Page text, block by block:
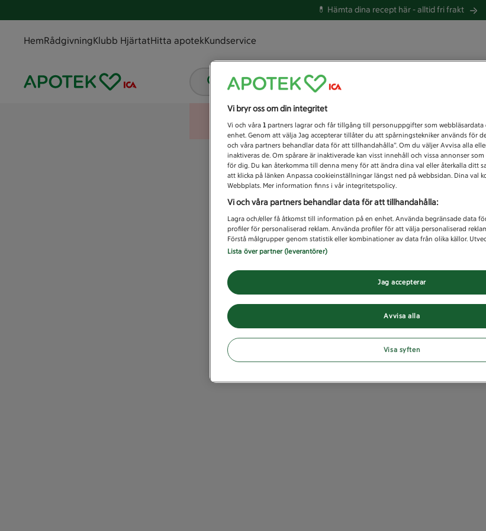
💊 Hämta dina recept här -alltid fri frakt
HemRådgivningKlubb HjärtatHitta apotekKundservice
Vad letar du efter idag?
Vi bryr oss om din integritet
Vi och våra 1 partners lagrar och får tillgång till personuppgifter som webbläsardata
enhet. Genom att välja Jag accepterar tillåter du att spårningstekniker används för
och våra partners behandlar data för att tillhandahålla”. Om du väljer Avvisa alla
inaktiveras de. Om spårare är inaktiverade kan visst innehåll och vissa annonser
för dig. Du kan återkomma till denna meny för att ändra dina val eller återkalla ditt
att klicka på länken Anpassa cookieinställningar längst ned på webbsidan. Dina val
Webbplats. Mer information finns i vår integritetspolicy.
Vi och våra partners behandlar data för att tillhandahålla:
Lagra och/eller få åtkomst till information på en enhet. Använda begränsade data
profiler för personaliserad reklam. Använda profiler för att välja personaliserad
Förstå målgrupper genom statistik eller kombinationer av data från olika källor.
Lista över partner (leverantörer)
Avvisa alla
Jag accepterar
Visa syften